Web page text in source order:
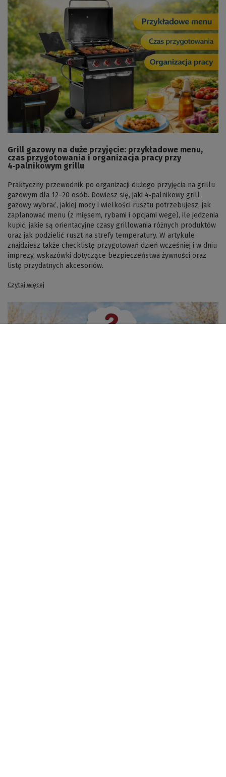
Grill gazowy na duże przyjęcie: przykładowe menu,
czas przygotowania i organizacja pracy przy
4‑palnikowym grillu
Praktyczny przewodnik po organizacji dużego przyjęcia na grillu
gazowym dla 12–20 osób. Dowiesz się, jaki 4‑palnikowy grill
gazowy wybrać, jakiej mocy i wielkości rusztu potrzebujesz, jak
zaplanować menu (z mięsem, rybami i opcjami wege), ile jedzenia
kupić, jakie są orientacyjne czasy grillowania różnych produktów
oraz jak podzielić ruszt na strefy temperatury. W artykule
znajdziesz także checklistę przygotowań dzień wcześniej i w dniu
imprezy, wskazówki dotyczące bezpieczeństwa żywności oraz
listę przydatnych akcesoriów.
Czytaj więcej